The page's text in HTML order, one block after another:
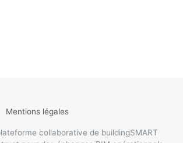
Mentions légales
collaborative de buildingSMART